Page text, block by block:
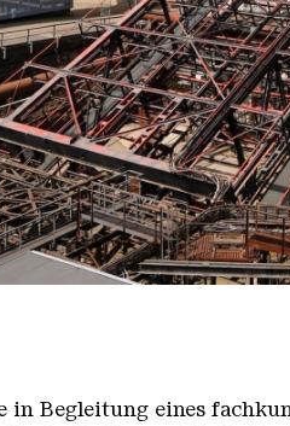
Hütte mit dem
Hütte | Karl Heinrich
Begleitung eines